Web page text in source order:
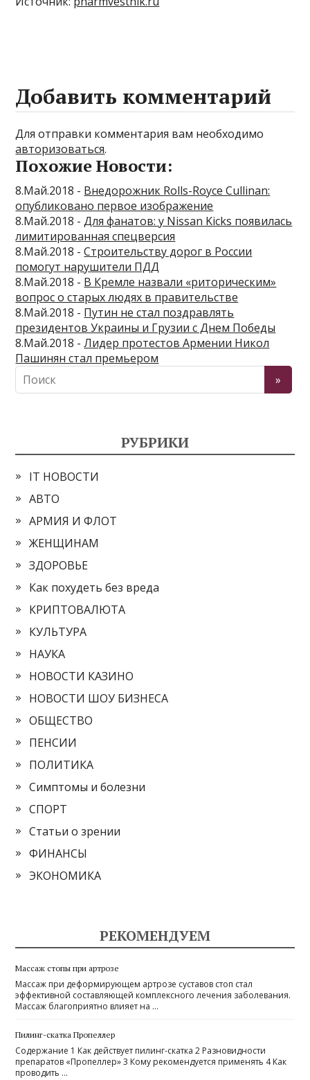
Добавить комментарий
Для отправки комментария вам необходимо
авторизоваться.
Похожие Новости:
8.Май.2018 - Внедорожник Rolls-Royce Cullinan:
опубликовано первое изображение
8.Май.2018 -Для фанатов: у Nissan Kicks появилась
лимитированная спецверсия
8.Май.2018 -Строительству дорог в России
помогут нарушители ПДД
8.Май.2018 - В Кремле назвали «риторическим»
вопрос о старых людях в правительстве
8.Май.2018 - Путин не стал поздравлять
президентов Украины и Грузии с Днем Победы
8.Май.2018 -Лидер протестов Армении Никол
Пашинян стал премьером
РУБРИКИ
IT НОВОСТИ
АВТО
АРМИЯ И ФЛОТ
ЖЕНЩИНАМ
ЗДОРОВЬЕ
Как похудеть без вреда
КРИПТОВАЛЮТА
КУЛЬТУРА
НАУКА
НОВОСТИ КАЗИНО
НОВОСТИ ШОУ БИЗНЕСА
ОБЩЕСТВО
ПЕНСИИ
ПОЛИТИКА
Симптомы и болезни
СПОРТ
Статьи о зрении
ФИНАНСЫ
ЭКОНОМИКА
РЕКОМЕНДУЕМ
Массаж стопы при артрозе
Массаж при деформирующем артрозе суставов стоп стал
эффективной составляющей комплексного лечения заболевания.
Массаж благоприятно влияет на …
Пилинг-скатка Пропеллер
Содержание 1 Как действует пилинг-скатка 2 Разновидности
препаратов «Пропеллер» 3 Кому рекомендуется применять 4 Как
проводить …